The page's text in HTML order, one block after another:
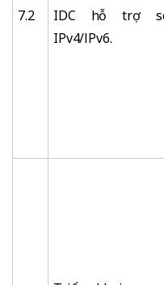
7.2
IDC hỗ trợ
IPv4/lPv6.